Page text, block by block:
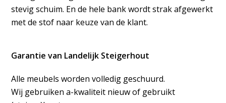
Garantie van Landelijk Steigerhout
Wij gebruiken a-kwaliteit nieuw of gebruikt
Alle verbindingen zijn uitgevoerd met torx schroeven
en waar nodig met lamellen verlijmd.